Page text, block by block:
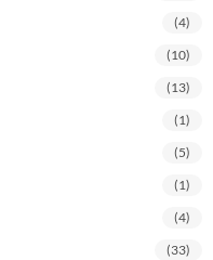
(4)
(10)
(13)
(1)
(5)
(1)
(4)
(33)